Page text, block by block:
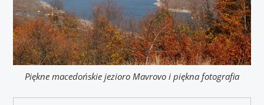
Piękne macedońskie jezioro Mavrovo i piękna fotografia